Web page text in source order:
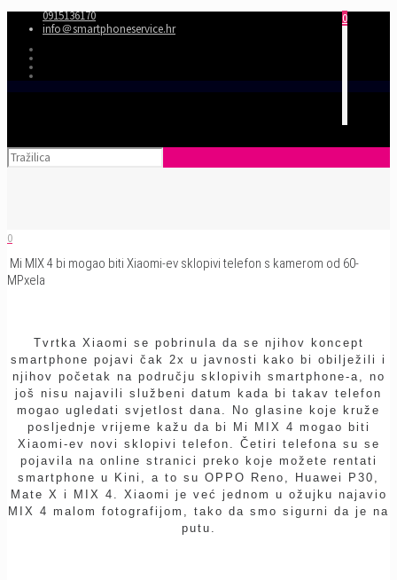
0915136170
info＠smartphoneservice.hr
0
0
Mi MIX 4 bi mogao biti Xiaomi-ev sklopivi telefon s kamerom od 60-
MPxela
Tvrtka Xiaomi se pobrinula da se njihov koncept
smartphone pojavi čak 2x u javnosti kako bi obilježili i
njihov početak na području sklopivih smartphone-a, no
još nisu najavili službeni datum kada bi takav telefon
mogao ugledati svjetlost dana. No glasine koje kruže
posljednje vrijeme kažu da bi Mi MIX 4 mogao biti
Xiaomi-ev novi sklopivi telefon. Četiri telefona su se
pojavila na online stranici preko koje možete rentati
smartphone u Kini, a to su OPPO Reno, Huawei P30,
Mate X i MIX 4. Xiaomi je već jednom u ožujku najavio
MIX 4 malom fotografijom, tako da smo sigurni da je na
putu.